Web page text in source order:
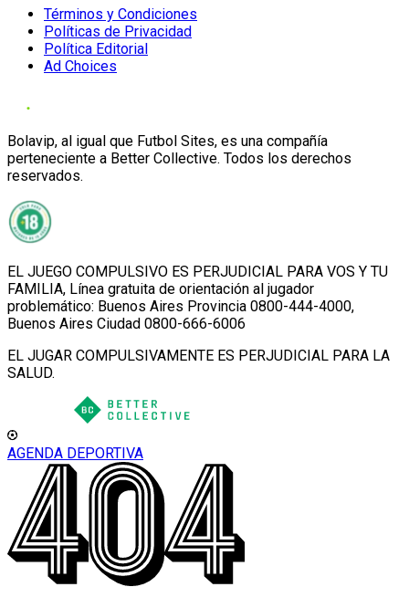
Términos y Condiciones
Políticas de Privacidad
Política Editorial
Ad Choices
Bolavip, al igual que Futbol Sites, es una compañía
perteneciente a Better Collective. Todos los derechos
reservados.
EL JUEGO COMPULSIVO ES PERJUDICIAL PARA VOS Y TU
FAMILIA, Línea gratuita de orientación al jugador
problemático: Buenos Aires Provincia 0800-444-4000,
Buenos Aires Ciudad 0800-666-6006
EL JUGAR COMPULSIVAMENTE ES PERJUDICIAL PARA LA
SALUD.
AGENDA DEPORTIVA